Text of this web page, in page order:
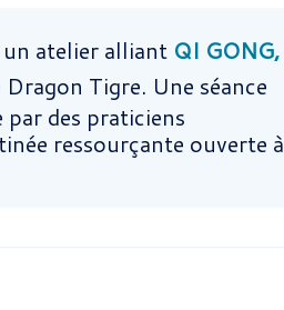
atelier alliant QI GONG,
Tigre. Une séance
des praticiens
ressourçante ouverte à